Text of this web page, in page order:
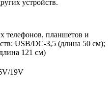
устройств.
телефонов, планшетов и
USB/DC-3,5 (длина 50 см);
121 см)
19V